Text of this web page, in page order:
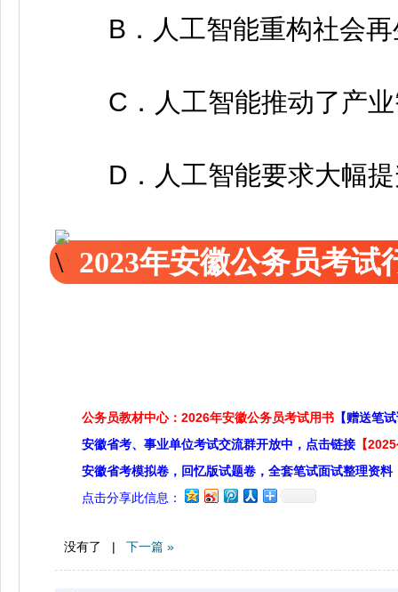
B．人工智能重构社会再
C．人工智能推动了产业
D．人工智能要求大幅提
2023年安徽公务员考
公务员教材中心：2026年安徽公务员考试用书 【赠送笔
安徽省考、事业单位考试交流群开放中，点击链接 【
安徽省考模拟卷，回忆版试题卷，全套笔试面试整理资料
点击分享此信息：
没有了 | 下一篇 »